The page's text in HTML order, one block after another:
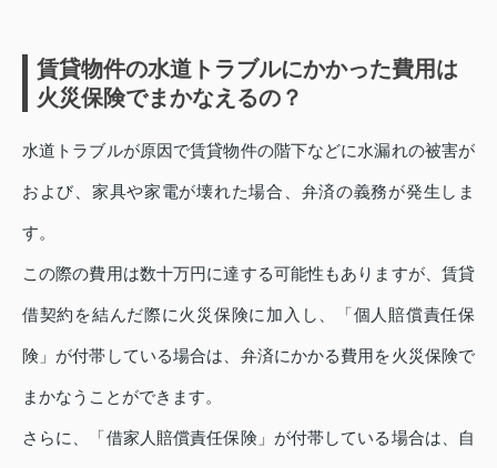
賃貸物件の水道トラブルにかかった費用は
火災保険でまかなえるの？
水道トラブルが原因で賃貸物件の階下などに水漏れの被害が
および、家具や家電が壊れた場合、弁済の義務が発生しま
す。
この際の費用は数十万円に達する可能性もありますが、賃貸
借契約を結んだ際に火災保険に加入し、「個人賠償責任保
険」が付帯している場合は、弁済にかかる費用を火災保険で
まかなうことができます。
さらに、「借家人賠償責任保険」が付帯している場合は、自